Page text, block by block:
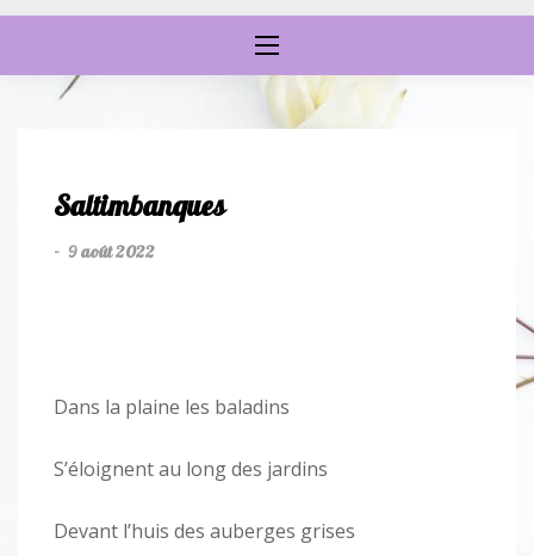
Saltimbanques
- 9 août 2022
Dans la plaine les baladins
S’éloignent au long des jardins
Devant l’huis des auberges grises